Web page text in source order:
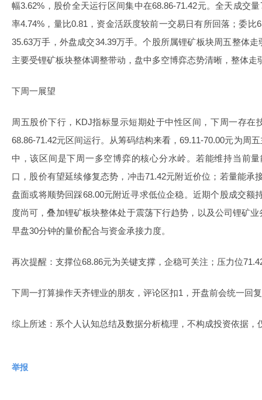
幅3.62%，股价全天运行区间集中在68.86-71.42元。全天成交
率4.74%，量比0.81，资金活跃度较前一交易日有所回落；委比
35.63万手，外盘成交34.39万手。个股所属锂矿板块周五整体
主要受锂矿板块整体调整带动，盘中多空博弈态势清晰，整体走
下周一展望
周五股价下行，KDJ指标显示短期处于中性区间，下周一存在
68.86-71.42元区间运行。从筹码结构来看，69.11-70.00元为周
中，该区间是下周一多空博弈的核心分水岭。若能维持当前
口，股价有望延续修复态势，冲击71.42元附近价位；若量能承
盘面或将顺势回踩68.00元附近寻求低位企稳。近期个股成交额
度尚可，叠加锂矿板块整体处于震荡下行趋势，以及公司锂矿
早盘30分钟的量价配合与资金承接力度。
再次提醒：支撑位68.86元为关键支撑，企稳可关注；压力位
下周一打算操作天齐锂业的朋友，评论区扣1，开盘前会统一回
综上所述：系个人认知总结及数据分析梳理，不构成投资依据，
举报